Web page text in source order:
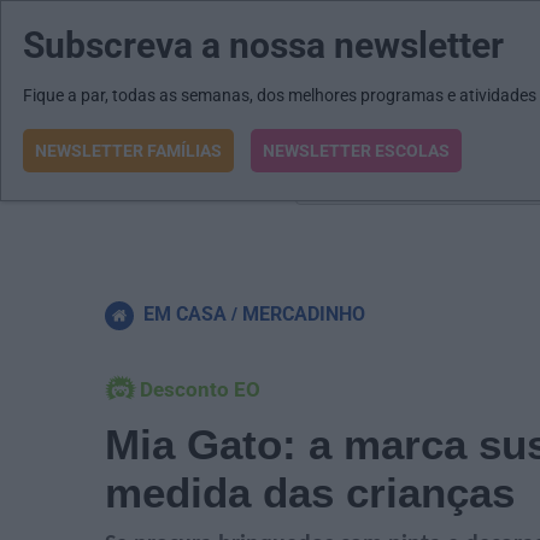
MENU MAIL JORNAIS
O que procura?
EM CASA MERCADINHO
Desconto EO
Mia Gato: a marca
medida das crianças
Subscreva a nossa newsletter
Fique a par, todas as semanas, dos melhores programas e
NEWSLETTER FAMÍLIAS NEWSLETTER ESCOLAS